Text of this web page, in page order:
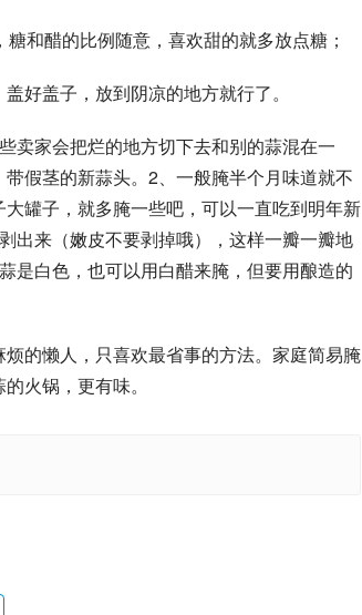
和醋的比例随意，喜欢甜的就多放点糖；
好盖子，放到阴凉的地方就行了。
卖家会把烂的地方切下去和别的蒜混在一
假茎的新蒜头。2、一般腌半个月味道就不
罐子，就多腌一些吧，可以一直吃到明年新
出来（嫩皮不要剥掉哦），这样一瓣一瓣地
是白色，也可以用白醋来腌，但要用酿造的
的懒人，只喜欢最省事的方法。家庭简易腌
火锅，更有味。